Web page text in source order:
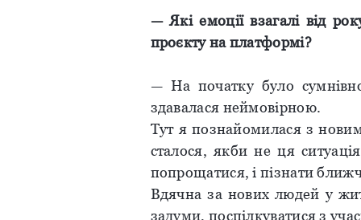
—Які емоціївзагалі від
проєкту наплатформі?
— На початку було
здавалася неймовірною.
Тут я познайомилася з
сталося, якби не ця
попрощатися, і пізнати
Вдячна за нових людей у
задуми, поспілкуватися з